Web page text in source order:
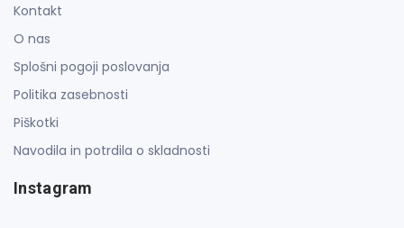
Kontakt
O nas
Splošni pogoji poslovanja
Politika zasebnosti
Piškotki
Navodila in potrdila o skladnosti
Instagram